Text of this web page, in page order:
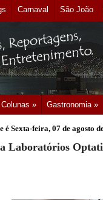
Carnaval São João
Colunas » Gastronomia »
é Sexta-feira, 07 de agosto
Laboratórios